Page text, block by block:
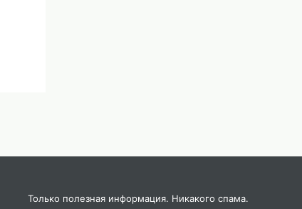
Только полезная информация. Никакого спама.